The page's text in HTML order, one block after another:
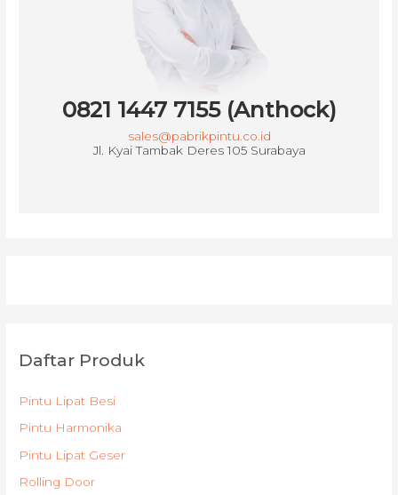
0821 1447 7155 (Anthock)
sales@pabrikpintu.co.id
Jl. Kyai Tambak Deres 105 Surabaya
Daftar Produk
Pintu Lipat Besi
Pintu Harmonika
Pintu Lipat Geser
Rolling Door